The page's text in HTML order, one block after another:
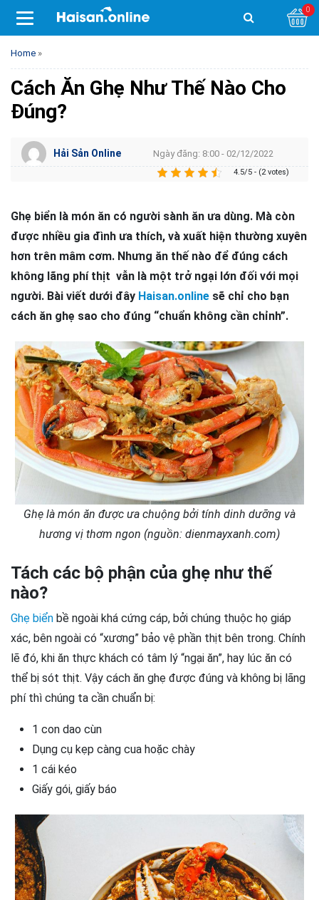
0
Home »
Cách Ăn Ghẹ Như Thế Nào Cho
Đúng?
Hải Sản Online Ngày đăng: 8:00 - 02/12/2022
4.5/5 - (2 votes)
Ghẹ biển là món ăn có người sành ăn ưa dùng. Mà còn
được nhiều gia đình ưa thích, và xuất hiện thường xuyên
hơn trên mâm cơm. Nhưng ăn thế nào để đúng cách
không lãng phí thịt vẫn là một trở ngại lớn đối với mọi
người. Bài viết dưới đây Haisan.online sẽ chỉ cho bạn
cách ăn ghẹ sao cho đúng “chuẩn không cần chỉnh”.
Ghẹ là món ăn được ưa chuộng bởi tính dinh dưỡng và
hương vị thơm ngon (nguồn: dienmayxanh.com)
Tách các bộ phận của ghẹ như thế
nào?
Ghẹ biển bề ngoài khá cứng cáp, bởi chúng thuộc họ giáp
xác, bên ngoài có “xương” bảo vệ phần thịt bên trong. Chính
lẽ đó, khi ăn thực khách có tâm lý “ngại ăn”, hay lúc ăn có
thể bị sót thịt. Vậy cách ăn ghẹ được đúng và không bị lãng
phí thì chúng ta cần chuẩn bị:
1 con dao cùn
Dụng cụ kẹp càng cua hoặc chày
1 cái kéo
Giấy gói, giấy báo